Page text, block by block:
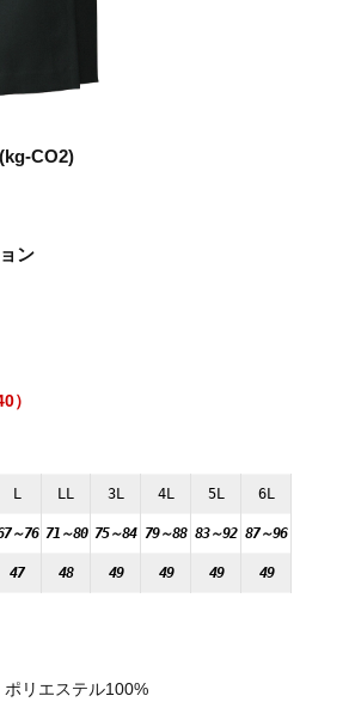
CO2)
ン
）
L LL 3L 4L 5L 6L
～76 71～80 75～84 79～88 83～92 87～96
47 48 49 49 49 49
リエステル100%